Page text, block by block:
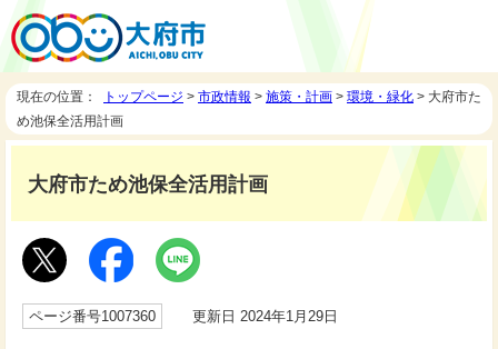
現在の位置： トップページ > 市政情報 > 施策・計画 > 環境・緑化 > 大府市た
め池保全活用計画
大府市ため池保全活用計画
ページ番号1007360 更新日 2024年1月29日